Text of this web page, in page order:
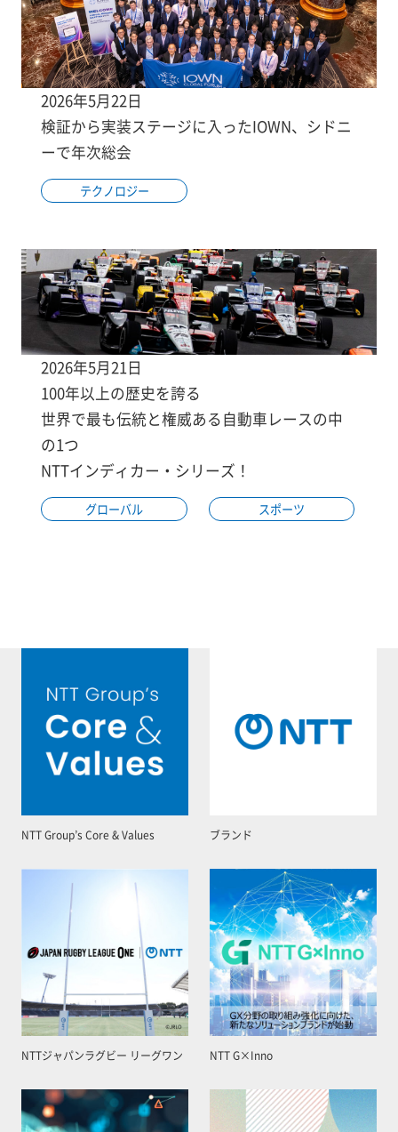
2026年5月22日
検証から実装ステージに入ったIOWN、シドニ
ーで年次総会
テクノロジー
2026年5月21日
100年以上の歴史を誇る
世界で最も伝統と権威ある自動車レースの中
の1つ
NTTインディカー・シリーズ！
グローバル スポーツ
NTT Group’s Core & Values ブランド
NTTジャパンラグビー リーグワン NTT G×Inno